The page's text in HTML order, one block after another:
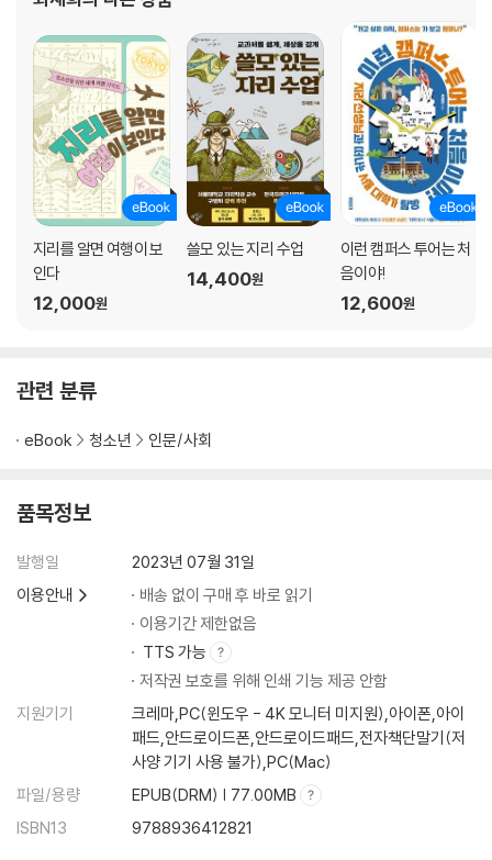
기후 토론 극지방의 해빙은 기회일까, 위기일까?
6. 우는토끼와 동계 올림픽
지리적 사고의 힘 산맥을 경계로 달라진 문화
기후 토론 올림픽 개최는 이득이 클까?
7. 박쥐는 잘못이 없다
지리적 사고의 힘 팬데믹에 대처하는 도시의 미래
기후 토론 인류는 팬데믹을 극복할 수 있을까?
리 땅과 세계의 땅을 바로 알아 그곳에 담긴 이야기를
지리를 알면 여행이 보
인다
12,000원
쓸모 있는 지리 수업
14,400원
이런 캠퍼스 투어는 처
음이야!
12,600원
관련 분류
eBook 청소년 인문/사회
품목정보
발행일
2023년 07월 31일
이용안내
배송 없이 구매 후 바로 읽기
이용기간 제한없음
TTS 가능
저작권 보호를 위해 인쇄 기능 제공 안함
지원기기
크레마,PC(윈도우 - 4K 모니터 미지원),아이폰,아이
패드,안드로이드폰,안드로이드패드,전자책단말기(저
사양 기기 사용 불가),PC(Mac)
파일/용량
EPUB(DRM) | 77.00MB
ISBN13
9788936412821